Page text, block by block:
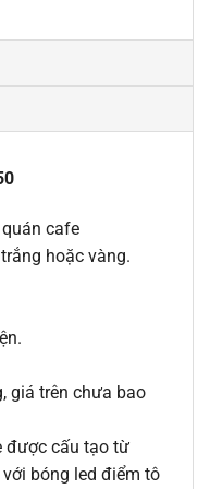
cafe
hoặc vàng.
giá trên chưa bao
được cấu tạo từ
bóng led điểm tô